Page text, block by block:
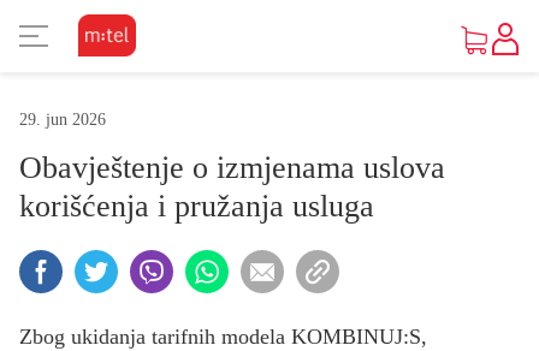
KAKO DO UREĐAJA
PONUDA UREĐAJA
O MTEL PAKETIMA
SA 4 USLUGE
O MTEL MOBILNOJ
PRETPLATA
O M:SAT TV USLUZI I PAKETIMA
M:SAT TV USLUGA
GLEDAJ I ZABAVI SE
TV PONUDA
O MTEL INTERNETU
INTERNET PONUDA
O MTEL TELEFONIJI
PONUDA
POČETNA STRANA
VIJESTI
Vijesti
Servisne informacije
Osnovni prikaz
Visoki kontrast
29. jun 2026
Obavještenje o izmjenama uslova
korišćenja i pružanja usluga
Zbog ukidanja tarifnih modela KOMBINUJ:S,